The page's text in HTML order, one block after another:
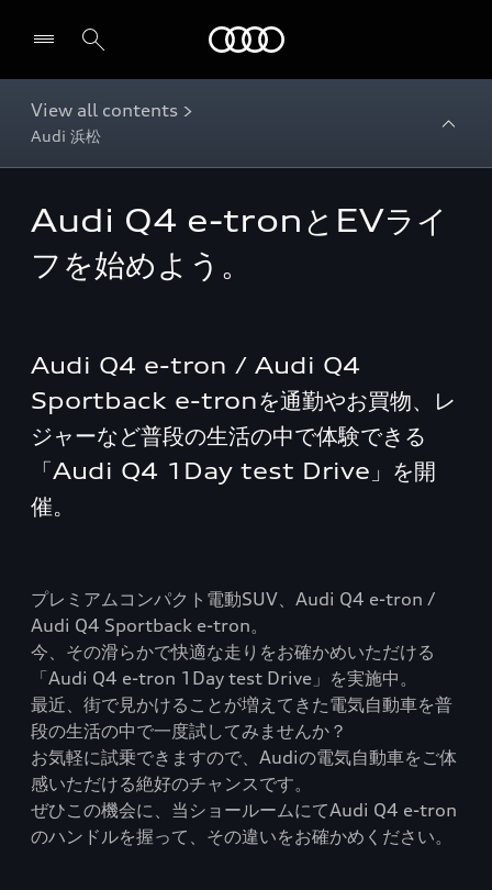
View all contents >
Audi 浜松
Audi Q4 e-tronとEVライ
フを始めよう。
Audi Q4 e-tron / Audi Q4
Sportback e-tronを通勤やお買物、レ
ジャーなど普段の生活の中で体験できる
「Audi Q4 1Day test Drive」を開
催。
プレミアムコンパクト電動SUV、Audi Q4 e-tron /
Audi Q4 Sportback e-tron。
今、その滑らかで快適な走りをお確かめいただける
「Audi Q4 e-tron 1Day test Drive」を実施中。
最近、街で見かけることが増えてきた電気自動車を普
段の生活の中で一度試してみませんか？
お気軽に試乗できますので、Audiの電気自動車をご体
感いただける絶好のチャンスです。
ぜひこの機会に、当ショールームにてAudi Q4 e-tron
のハンドルを握って、その違いをお確かめください。